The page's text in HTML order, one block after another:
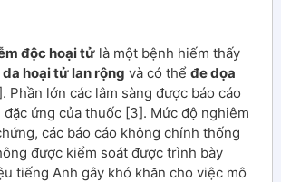
độc hoại tửlà một bệnh hiếm thấy
da hoại tử lan rộng và có thể đe dọa
Phần lớn các lâm sàng được báo cáo
đặc ứng của thuốc [3]. Mức độ nghiêm
các báo cáo không chính thống
được kiểm soát được trình bày
tiếng Anh gây khó khăn cho việc mô